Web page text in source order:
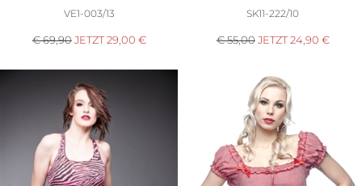
VE1-003/13
€ 69,90 JETZT29,00 €
SK11-222/10
€ 55,00 JETZT24,90 €